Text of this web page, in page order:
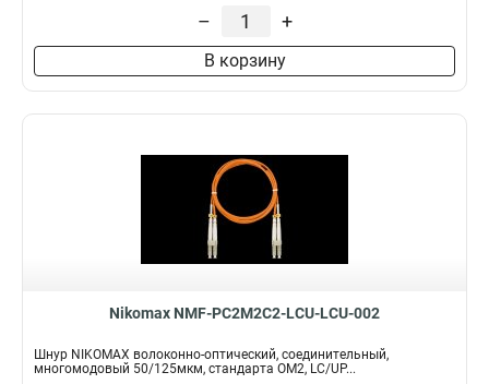
– +
В корзину
Nikomax NMF-PC2M2C2-LCU-LCU-002
Шнур NIKOMAX волоконно-оптический, соединительный,
многомодовый 50/125мкм, стандарта ОМ2, LC/UP...